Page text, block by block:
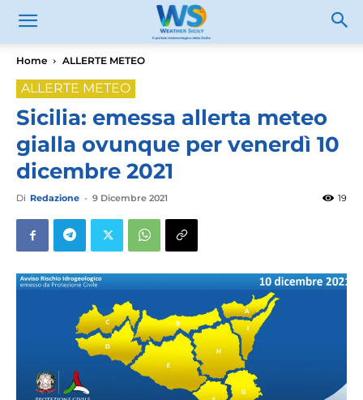
Home ALLERTE METEO
ALLERTE METEO
Sicilia: emessa allerta meteo
gialla ovunque per venerdì 10
dicembre 2021
Di Redazione - 9 Dicembre 2021 19